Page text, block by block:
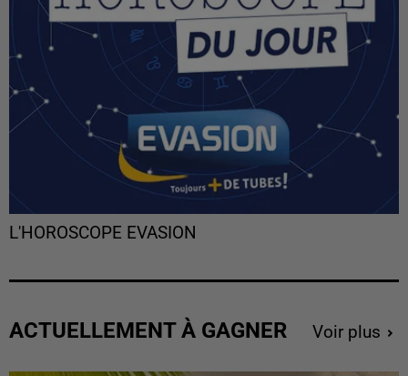
L'HOROSCOPE EVASION
ACTUELLEMENT À GAGNER Voir plus